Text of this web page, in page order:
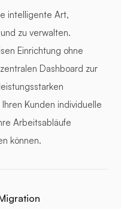
intelligente Art,
zu verwalten.
Einrichtung ohne
Dashboard zur
Kunden individuelle
Arbeitsabläufe
können.